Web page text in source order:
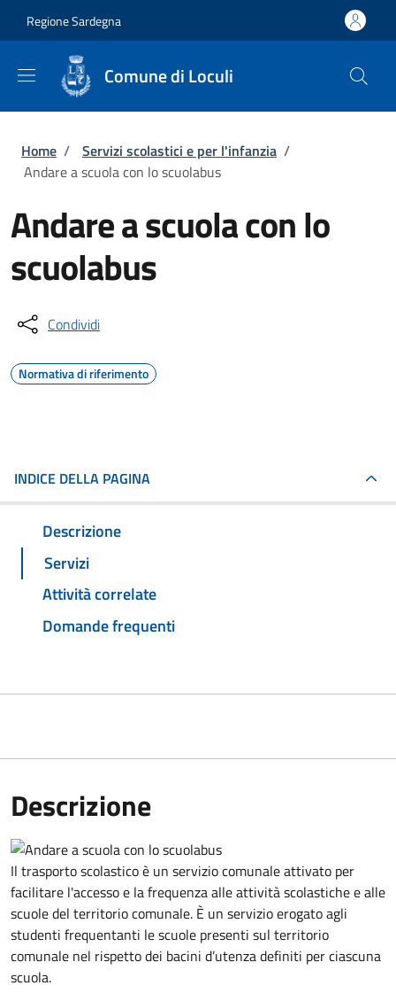
Regione Sardegna
Comune di Loculi
Briciole di pane
Home / Servizi scolastici e per l'infanzia /
Andare a scuola con lo scuolabus
Andare a scuola con lo
scuolabus
Condividi
Normativa di riferimento
INDICE DELLA PAGINA
Descrizione
Servizi
Attività correlate
Domande frequenti
Descrizione
Il trasporto scolastico è un servizio comunale attivato per
facilitare l'accesso e la frequenza alle attività scolastiche e alle
scuole del territorio comunale. È un servizio erogato agli
studenti frequentanti le scuole presenti sul territorio
comunale nel rispetto dei bacini d’utenza definiti per ciascuna
scuola.